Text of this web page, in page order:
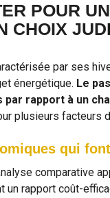
POUR
CHOIX
par ses
énergétique. Le
par rapport à un
plusieurs facteurs
qui
comparative
un rapport coût-